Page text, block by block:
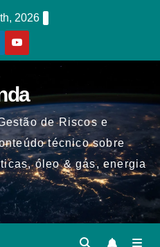
2026
de Riscos e
técnico sobre
óleo & gás, energia